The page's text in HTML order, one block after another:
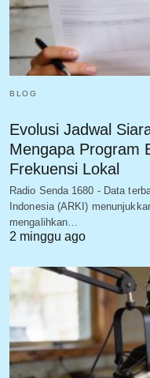
BLOG
Evolusi Jadwal
Mengapa Program
Frekuensi Lokal
Radio Senda 1680 - Data
Indonesia (ARKI)
mengalihkan…
2 minggu ago